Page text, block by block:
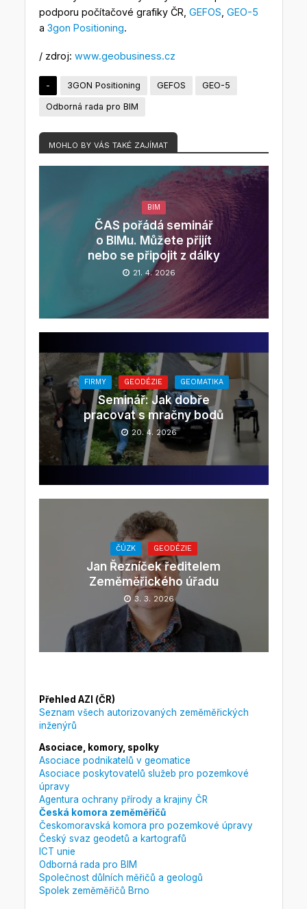
podporu počítačové grafiky ČR, GEFOS GEO-5
a 3gon Positioning.
/ zdroj: www.geobusiness.cz
- 3GON Positioning GEFOS GEO-5
Odborná rada pro BIM
MOHLO BY VÁS TAKÉ ZAJÍMAT
BIM
ČAS pořádá seminář
o BIMu. Můžete přijít
nebo se připojit z dálky
21. 4. 2026
FIRMY GEODÉZIE GEOMATIKA
Seminář: Jak dobře
pracovat s mračny bodů
20. 4. 2026
ČÚZK GEODÉZIE
Jan Řezníček ředitelem
Zeměměřického úřadu
3. 3. 2026
Přehled AZI (ČR)
Seznam všech autorizovaných zeměměřických
inženýrů
Asociace, komory, spolky
Asociace podnikatelů v geomatice
Asociace poskytovatelů služeb pro pozemkové
úpravy
Agentura ochrany přírody a krajiny ČR
Česká komora zeměměřičů
Českomoravská komora pro pozemkové úpravy
Český svaz geodetů a kartografů
ICT unie
Odborná rada pro BIM
Společnost důlních měřičů a geologů
Spolek zeměměřičů Brno